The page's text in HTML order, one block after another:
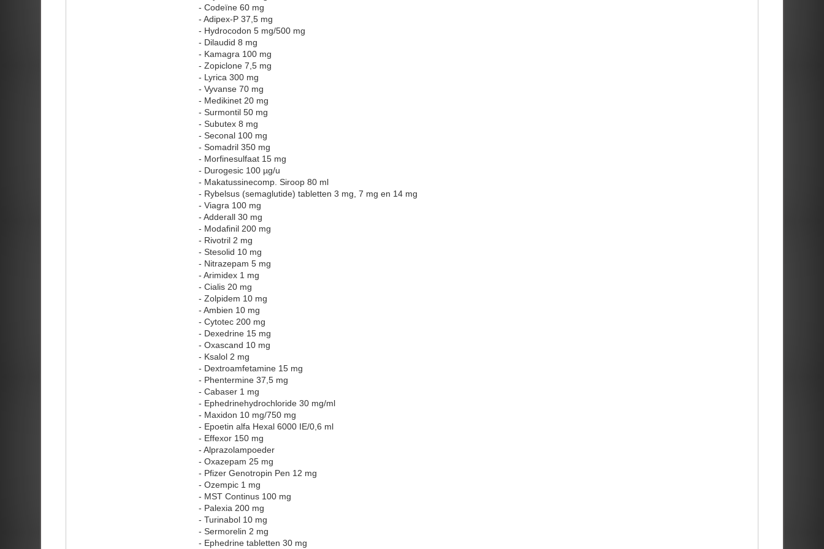
- Codeïne 60 mg
- Adipex-P 37,5 mg
- Hydrocodon 5 mg/500 mg
- Dilaudid 8 mg
- Kamagra 100 mg
- Zopiclone 7,5 mg
- Lyrica 300 mg
- Vyvanse 70 mg
- Medikinet 20 mg
- Surmontil 50 mg
- Subutex 8 mg
- Seconal 100 mg
- Somadril 350 mg
- Morfinesulfaat 15 mg
- Durogesic 100 µg/u
- Makatussinecomp. Siroop 80 ml
- Rybelsus (semaglutide) tabletten 3 mg, 7 mg en 14 mg
- Viagra 100 mg
- Adderall 30 mg
- Modafinil 200 mg
- Rivotril 2 mg
- Stesolid 10 mg
- Nitrazepam 5 mg
- Arimidex 1 mg
- Cialis 20 mg
- Zolpidem 10 mg
- Ambien 10 mg
- Cytotec 200 mg
- Dexedrine 15 mg
- Oxascand 10 mg
- Ksalol 2 mg
- Dextroamfetamine 15 mg
- Phentermine 37,5 mg
- Cabaser 1 mg
- Ephedrinehydrochloride 30 mg/ml
- Maxidon 10 mg/750 mg
- Epoetin alfa Hexal 6000 IE/0,6 ml
- Effexor 150 mg
- Alprazolampoeder
- Oxazepam 25 mg
- Pfizer Genotropin Pen 12 mg
- Ozempic 1 mg
- MST Continus 100 mg
- Palexia 200 mg
- Turinabol 10 mg
- Sermorelin 2 mg
- Ephedrine tabletten 30 mg